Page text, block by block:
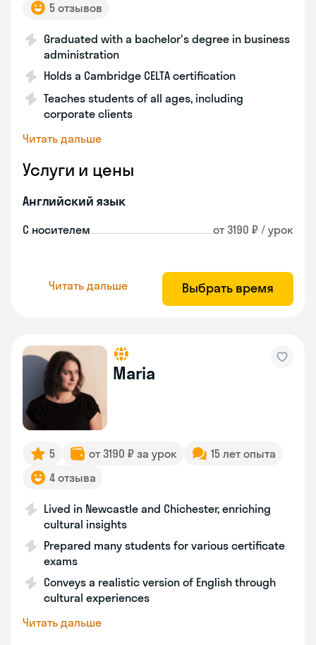
5 отзывов
Graduated with a bachelor's degree in business
administration
Holds a Cambridge CELTA certification
Teaches students of all ages, including
corporate clients
Читать дальше
Услуги и цены
Английский язык
С носителем от 3190 ₽ / урок
Читать дальше Выбрать время
Maria
5 от 3190 ₽ за урок
15 лет опыта
4 отзыва
Lived in Newcastle and Chichester, enriching
cultural insights
Prepared many students for various certificate
exams
Conveys a realistic version of English through
cultural experiences
Читать дальше